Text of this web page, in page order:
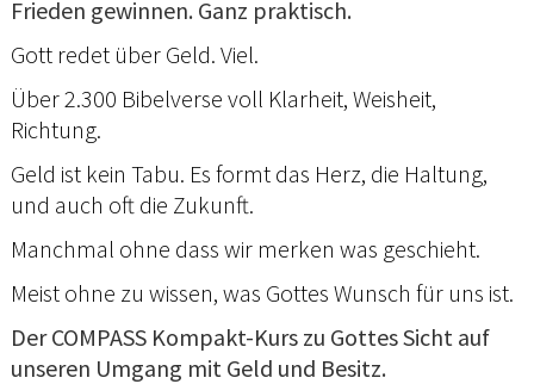
Frieden gewinnen. Ganz praktisch.
Gott redet über Geld. Viel.
Über 2.300 Bibelverse voll Klarheit, Weisheit,
Richtung.
Geld ist kein Tabu. Es formt das Herz, die Haltung,
und auch oft die Zukunft.
Manchmal ohne dass wir merken was geschieht.
Meist ohne zu wissen, was Gottes Wunsch für uns ist.
Der COMPASS Kompakt-Kurs zu Gottes Sicht auf
unseren Umgang mit Geld und Besitz.